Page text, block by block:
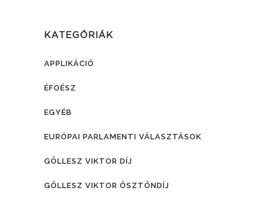
KATEGÓRIÁK
APPLIKÁCIÓ
ÉFOÉSZ
EGYÉB
EURÓPAI PARLAMENTI VÁLASZTÁSOK
GÖLLESZ VIKTOR DÍJ
GÖLLESZ VIKTOR ÖSZTÖNDÍJ